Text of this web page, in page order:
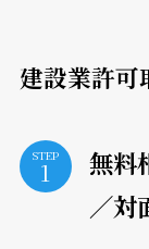
建設業許可
STEP
無料
／対